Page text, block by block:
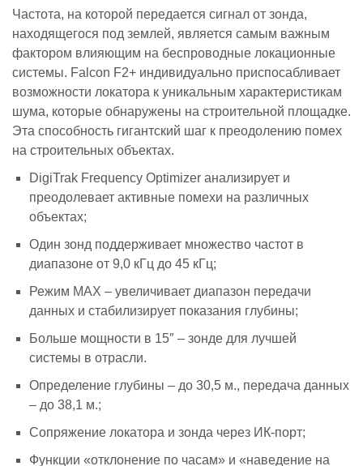
Частота, на которой передается сигнал от зонда,
находящегося под землей, является самым важным
фактором влияющим на беспроводные локационные
системы. Falcon F2+ индивидуально приспосабливает
возможности локатора к уникальным характеристикам
шума, которые обнаружены на строительной площадке.
Эта способность гигантский шаг к преодолению помех
на строительных объектах.
DigiTrak Frequency Optimizer анализирует и
преодолевает активные помехи на различных
объектах;
Один зонд поддерживает множество частот в
диапазоне от 9,0 кГц до 45 кГц;
Режим MAX – увеличивает диапазон передачи
данных и стабилизирует показания глубины;
Больше мощности в 15″ – зонде для лучшей
системы в отрасли.
Определение глубины – до 30,5 м., передача данных
– до 38,1 м.;
Сопряжение локатора и зонда через ИК-порт;
Функции «отклонение по часам» и «наведение на